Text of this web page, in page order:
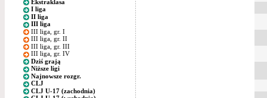
Ekstraklasa
I liga
II liga
III liga
III liga, gr. I
III liga, gr. II
III liga, gr. III
III liga, gr. IV
Dziś grają
Niższe ligi
Najnowsze rozgr.
CLJ
CLJ U-17 (zachodnia)